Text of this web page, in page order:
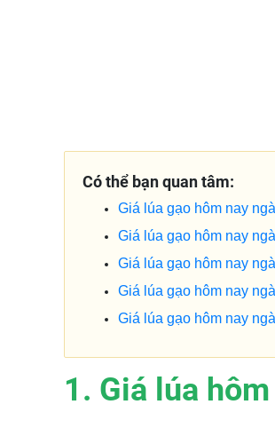
Có thể bạn quan tâm:
Giá lúa gạo hôm nay
Giá lúa gạo hôm nay
Giá lúa gạo hôm nay
Giá lúa gạo hôm nay
Giá lúa gạo hôm nay
1. Giá lúa